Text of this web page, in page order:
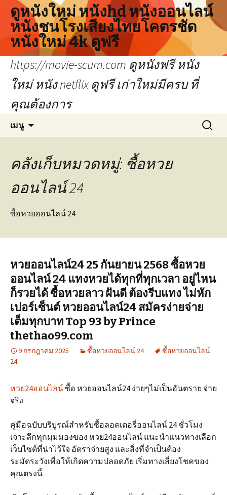
ดูหนังใหม่ หนังhd หนังออนไลน์
หนังชนโรงเสียงไทยโคตรชัด
หนังใหม่ 4k ดูฟรี
https://movie-scum.com ดูหนังฟรี หนัง
ใหม่ หนัง netflix ดูฟรี เก่าใหม่มีครบ ที่
คุณต้องการ
เมนู
เนื้อหา
ค้นหา
สำหรับ:
คลังเก็บหมวดหมู่: ซื้อหวย
ออนไลน์ 24
ซื้อหวยออนไลน์ 24
หวยออนไลน์24 25 กันยายน 2568 ซื้อหวย
ออนไลน์ 24 แทงหวยได้ทุกที่ทุกเวลา อยู่ไหน
ก็รวยได้ ซื้อหวยลาว ฝันดี ต้องรีบแทง ไม่หัก
เปอร์เซ็นต์ หวยออนไลน์24 สมัครง่ายจ่าย
เต็มทุกบาท Top 93 by Prince
thethao99.com
9 กรกฎาคม 2025 ซื้อหวยออนไลน์ 24
ซื้อหวยออนไลน์
24
หวย24ออนไลน์ซื้อ หวยออนไลน์24 ง่ายๆไม่เป็นอันตราย จ่าย
จริง
คู่มือฉบับบริบูรณ์สำหรับซื้อลอตเตอรี่ออนไลน์ 24 ชั่วโมง
เจาะลึกทุกมุมมองของ หวย24ออนไลน์ แนะนำแนวทางเลือก
เว็บไซต์ที่น่าไว้ใจ อัตราจ่ายสูง และสิ่งที่จำเป็นต้อง
ระมัดระวังเพื่อให้เกิดความปลอดภัย เริ่มทางเสี่ยงโชคของ
คุณตรงนี้